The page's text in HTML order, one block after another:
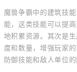
魔兽争霸中的建筑技
能，这类技能可以提
地积累资源。其次是
度和数量，增强玩家
防御技能和敌人单位的